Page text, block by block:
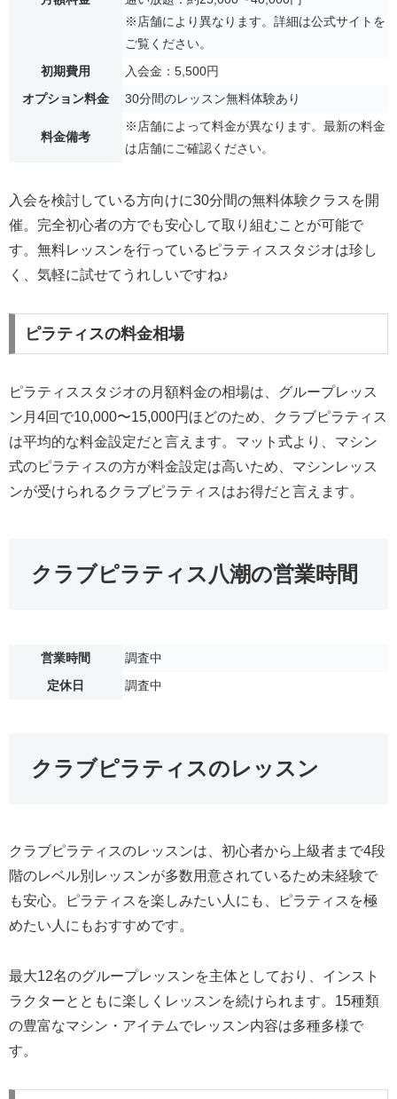
※店舗により異なります。詳細は公式サイトを
ご覧ください。
初期費用
入会金：5,500円
オプション料金
30分間のレッスン無料体験あり
料金備考
※店舗によって料金が異なります。最新の料金
は店舗にご確認ください。
入会を検討している方向けに30分間の無料体験クラスを開
催。完全初心者の方でも安心して取り組むことが可能で
す。無料レッスンを行っているピラティススタジオは珍し
く、気軽に試せてうれしいですね♪
ピラティスの料金相場
ピラティススタジオの月額料金の相場は、グループレッス
ン月4回で10,000〜15,000円ほどのため、クラブピラティス
は平均的な料金設定だと言えます。マット式より、マシン
式のピラティスの方が料金設定は高いため、マシンレッス
ンが受けられるクラブピラティスはお得だと言えます。
クラブピラティス八潮の営業時間
営業時間
調査中
定休日
調査中
クラブピラティスのレッスン
クラブピラティスのレッスンは、初心者から上級者まで4段
階のレベル別レッスンが多数用意されているため未経験で
も安心。ピラティスを楽しみたい人にも、ピラティスを極
めたい人にもおすすめです。
最大12名のグループレッスンを主体としており、インスト
ラクターとともに楽しくレッスンを続けられます。15種類
の豊富なマシン・アイテムでレッスン内容は多種多様で
す。